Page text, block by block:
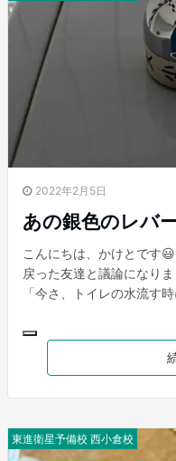
2022年2月5日
あの銀色のレバ
こんにちは、かけとです
戻った友達と議論になり
「今さ、トイレの水流す
いてある横のちっちゃい
て、水が流れたんよ」 う
まで銀色のレバーを動か
思う？」 いーや知らんが
や、ボケとかじゃなくて
東進衛星予備校 西小倉校